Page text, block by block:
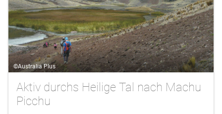
©Australia Plus
Aktiv durchs Heilige Tal nach Machu
Picchu